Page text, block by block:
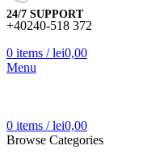
24/7 SUPPORT
+40240-518 372
0 items / lei0,00
Menu
0 items / lei0,00
Browse Categories